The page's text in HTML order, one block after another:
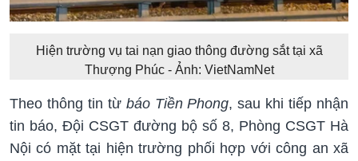
Hiện trường vụ tai nạn giao thông đường sắt tại xã
Thượng Phúc - Ảnh: VietNamNet
Theo thông tin từ báo Tiền Phong, sau khi tiếp nhận
tin báo, Đội CSGT đường bộ số 8, Phòng CSGT Hà
Nội có mặt tại hiện trường phối hợp với công an xã